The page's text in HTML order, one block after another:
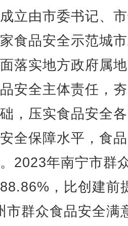
立由市委书记、
食品安全示范城
落实地方政府属
安全主体责任，
，压实食品安全
全保障水平，食
2023年南宁市群
，比创建前
市群众食品安全满